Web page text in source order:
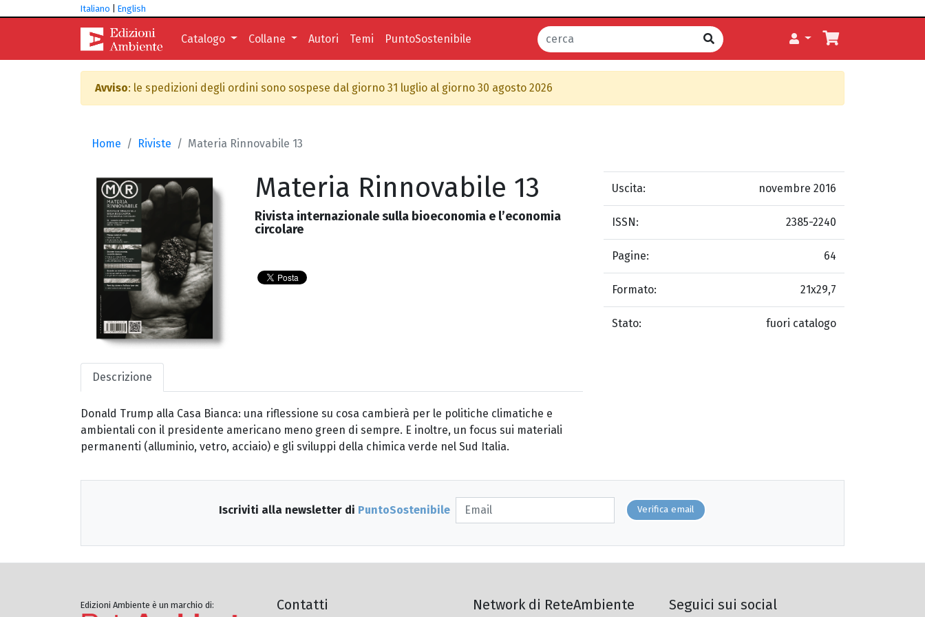
Italiano English
Catalogo Collane Autori Temi PuntoSostenibile
Avviso: le spedizioni degli ordini sono sospese dal giorno 31 luglio al giorno 30 agosto 2026
Home Riviste Materia Rinnovabile 13
Materia Rinnovabile 13
Rivista internazionale sulla bioeconomia e l’economia
circolare
Descrizione
Donald Trump alla Casa Bianca: una riflessione su cosa cambierà per le politiche climatiche e
ambientali con il presidente americano meno green di sempre. E inoltre, un focus sui materiali
permanenti (alluminio, vetro, acciaio) e gli sviluppi della chimica verde nel Sud Italia.
Uscita: novembre 2016
ISSN: 2385-2240
Pagine: 64
Formato: 21x29,7
Stato: fuori catalogo
Iscriviti alla newsletter di PuntoSostenibile Verifica email
Edizioni Ambiente è un marchio di: Contatti Network di ReteAmbiente Seguici sui social